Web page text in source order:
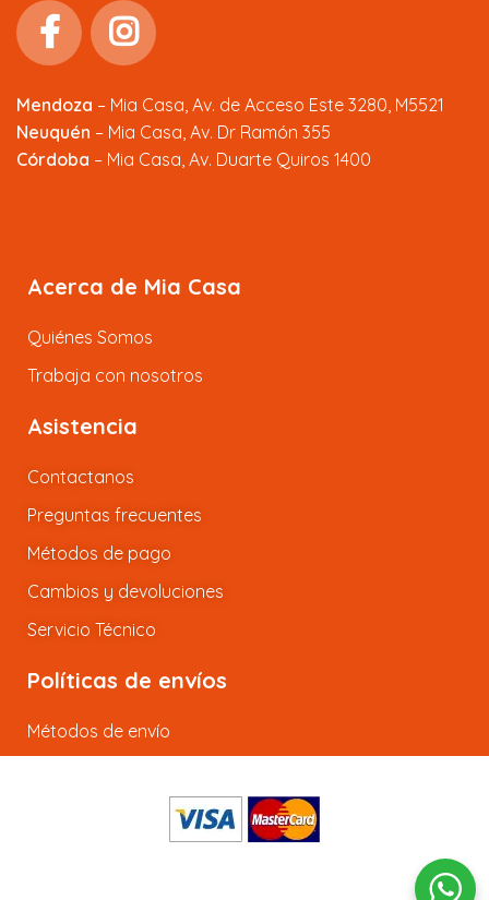
Mendoza – Mia Casa, Av. de Acceso Este 3280, M5521
Neuquén – Mia Casa, Av. Dr Ramón 355
Córdoba – Mia Casa, Av. Duarte Quiros 1400
Acerca de Mia Casa
Quiénes Somos
Trabaja con nosotros
Asistencia
Contactanos
Preguntas frecuentes
Métodos de pago
Cambios y devoluciones
Servicio Técnico
Políticas de envíos
Métodos de envío